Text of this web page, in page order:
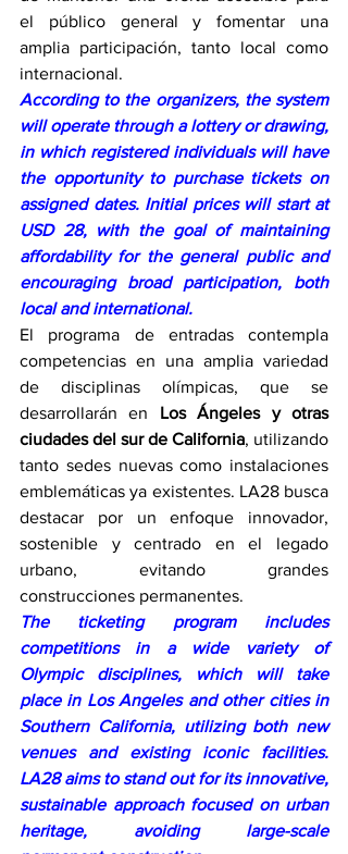
el público general y fomentar una
amplia participación, tanto local como
internacional.
According to the organizers, the system
will operate through a lottery or drawing,
in which registered individuals will have
the opportunity to purchase tickets on
assigned dates. Initial prices will start at
USD 28, with the goal of maintaining
affordability for the general public and
encouraging broad participation, both
local and international.
El programa de entradas contempla
competencias en una amplia variedad
de disciplinas olímpicas, que se
desarrollarán en Los Ángeles y otras
ciudades del sur de California, utilizando
tanto sedes nuevas como instalaciones
emblemáticas ya existentes. LA28 busca
destacar por un enfoque innovador,
sostenible y centrado en el legado
urbano, evitando grandes
construcciones permanentes.
The ticketing program includes
competitions in a wide variety of
Olympic disciplines, which will take
place in Los Angeles and other cities in
Southern California, utilizing both new
venues and existing iconic facilities.
LA28 aims to stand out for its innovative,
sustainable approach focused on urban
heritage, avoiding large-scale